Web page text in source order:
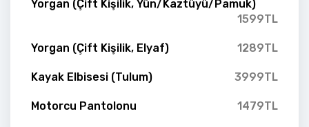
Yorgan (Çift Kişilik, Yün/Kaztüyü/Pamuk)
1599TL
Yorgan (Çift Kişilik, Elyaf) 1289TL
Kayak Elbisesi (Tulum) 3999TL
Motorcu Pantolonu 1479TL